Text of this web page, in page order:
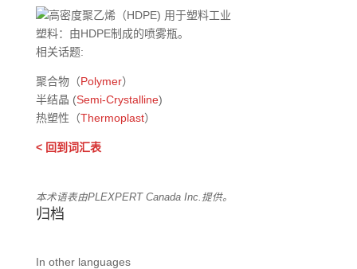
‎塑料：由HDPE制成的喷雾瓶。‎
相关话题:
‎聚合物（Polymer）
‎半结晶‎ (Semi-Crystalline)
‎热塑性（Thermoplast）
< 回到词汇表
本术语表由PLEXPERT Canada Inc.提供。
归档
In other languages